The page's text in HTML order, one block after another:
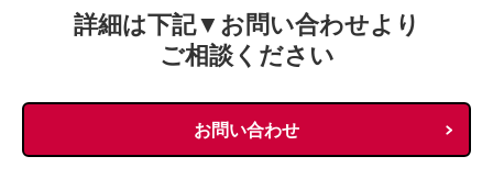
詳細は下記▼お問い合わせより
ご相談ください
お問い合わせ